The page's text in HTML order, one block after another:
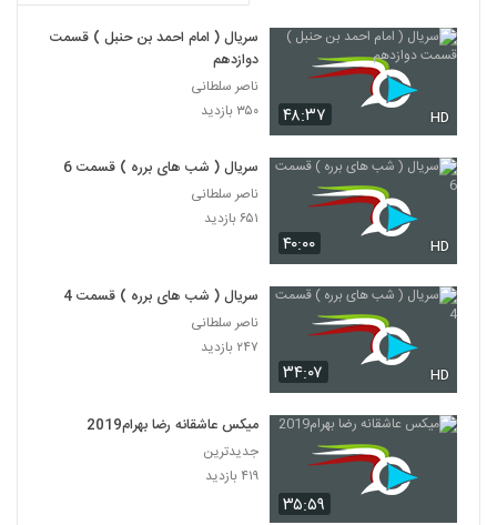
۴۸:۳۷ HD
سریال ( امام احمد بن حنبل ) قسمت
دوازدهم
ناصر سلطانی
۳۵۰ بازدید
۴۰:۰۰ HD
سریال ( شب های برره ) قسمت 6
ناصر سلطانی
۶۵۱ بازدید
۳۴:۰۷ HD
سریال ( شب های برره ) قسمت 4
ناصر سلطانی
۲۴۷ بازدید
۳۵:۵۹
میکس عاشقانه رضا بهرام2019
جدیدترین
۴۱۹ بازدید